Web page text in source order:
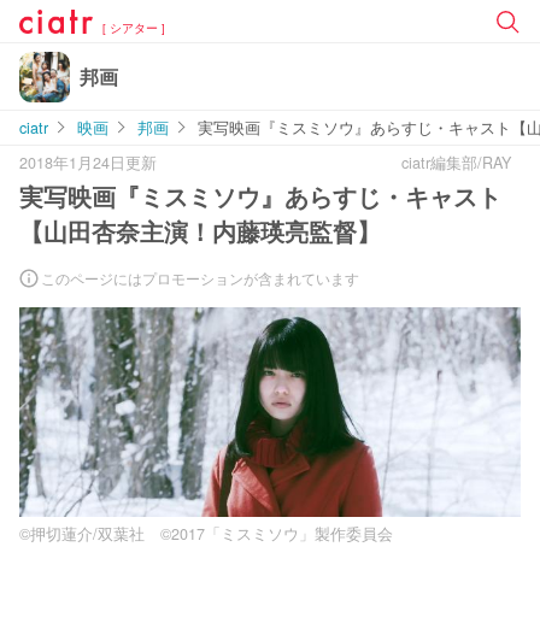
[ シアター ]
邦画
ciatr 映画 邦画
実写映画『ミスミソウ』あらすじ・キャスト【
2018年1月24日更新
ciatr編集部/RAY
実写映画『ミスミソウ』あらすじ・キャスト
【山田杏奈主演！内藤瑛亮監督】
このページにはプロモーションが含まれています
©押切蓮介/双葉社 ©2017「ミスミソウ」製作委員会